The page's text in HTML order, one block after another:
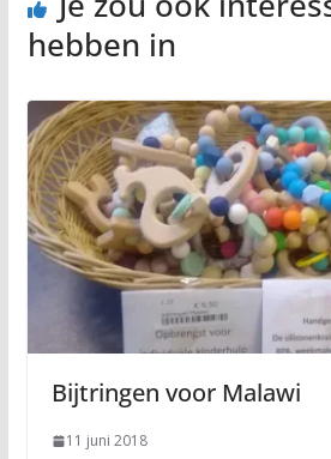
hebben in
Bijtringen voor Malawi
11 juni 2018